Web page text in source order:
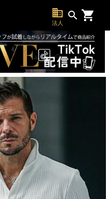
business
法人
search